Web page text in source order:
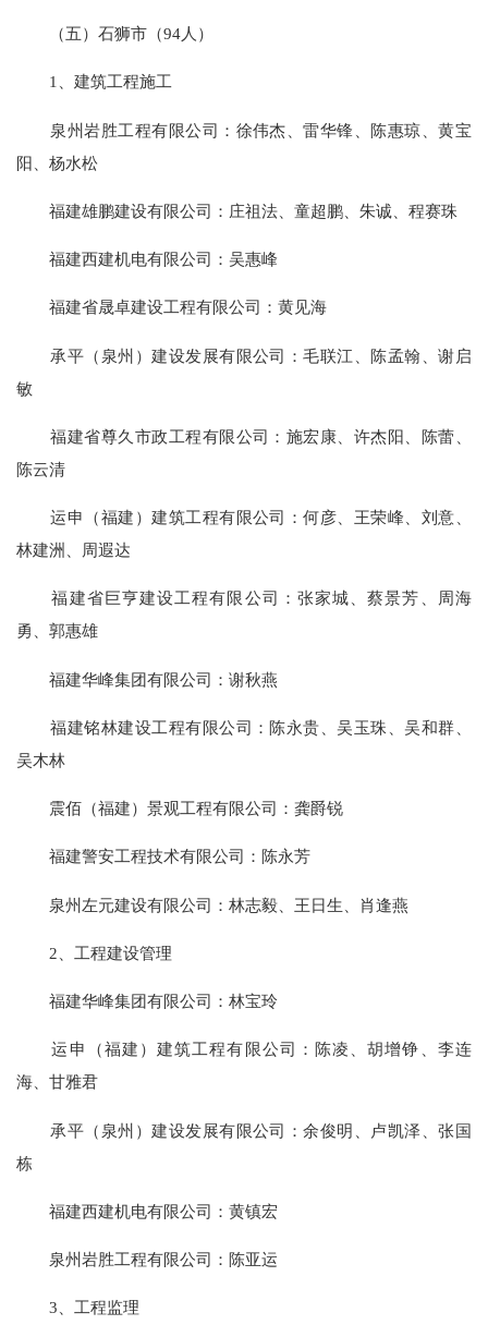
（五）石狮市（94人）
1、建筑工程施工
泉州岩胜工程有限公司：徐伟杰、雷华锋、陈惠琼、黄宝
阳、杨水松
福建雄鹏建设有限公司：庄祖法、童超鹏、朱诚、程赛珠
福建西建机电有限公司：吴惠峰
福建省晟卓建设工程有限公司：黄见海
承平（泉州）建设发展有限公司：毛联江、陈孟翰、谢启
敏
福建省尊久市政工程有限公司：施宏康、许杰阳、陈蕾、
陈云清
运申（福建）建筑工程有限公司：何彦、王荣峰、刘意、
林建洲、周遐达
福建省巨亨建设工程有限公司：张家城、蔡景芳、周海
勇、郭惠雄
福建华峰集团有限公司：谢秋燕
福建铭林建设工程有限公司：陈永贵、吴玉珠、吴和群、
吴木林
震佰（福建）景观工程有限公司：龚爵锐
福建警安工程技术有限公司：陈永芳
泉州左元建设有限公司：林志毅、王日生、肖逢燕
2、工程建设管理
福建华峰集团有限公司：林宝玲
运申（福建）建筑工程有限公司：陈凌、胡增铮、李连
海、甘雅君
承平（泉州）建设发展有限公司：余俊明、卢凯泽、张国
栋
福建西建机电有限公司：黄镇宏
泉州岩胜工程有限公司：陈亚运
3、工程监理